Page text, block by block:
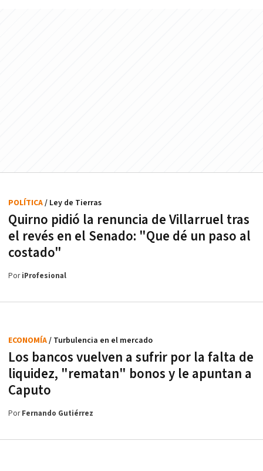
Quirno pidió la renuncia de Villarruel tras
el revés en el Senado: "Que dé un paso al
costado"
POLÍTICA/ Ley de Tierras
PoriProfesional
Los bancos vuelven a sufrir por la falta de
liquidez, "rematan" bonos y le apuntan a
Caputo
ECONOMÍA/ Turbulencia en el mercado
PorFernando Gutiérrez